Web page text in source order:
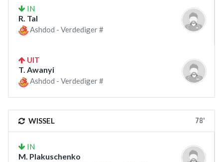
IN
R. Tal
Ashdod - Verdediger #
UIT
T. Awanyi
Ashdod - Verdediger #
WISSEL 78'
IN
M. Plakuschenko